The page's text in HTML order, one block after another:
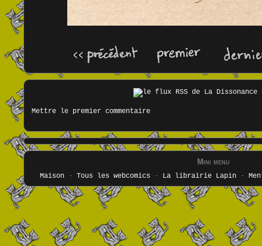
Mettre le premier commentaire
Mini menu
Maison- Tous les webcomics - La librairie Lapin-